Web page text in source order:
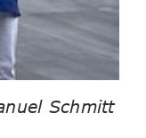
Schmitt